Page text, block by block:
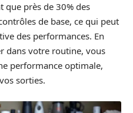
que près de 30% des
de base, ce qui peut
des performances. En
dans votre routine, vous
performance optimale,
sorties.